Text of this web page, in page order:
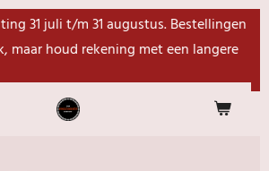
31 juli t/m 31 augustus. Bestellingen
maar houd rekening met een langere